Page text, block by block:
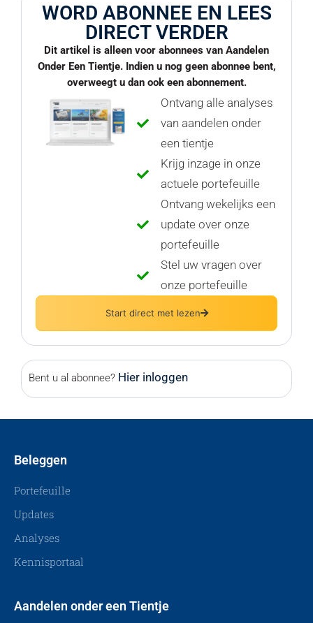
WORD ABONNEE EN LEES
DIRECT VERDER
Dit artikel is alleen voor abonnees van Aandelen
Onder Een Tientje. Indien u nog geen abonnee bent,
overweegt u dan ook een abonnement.
Ontvang alle analyses
van aandelen onder
een tientje
Krijg inzage in onze
actuele portefeuille
Ontvang wekelijks een
update over onze
portefeuille
Stel uw vragen over
onze portefeuille
Start direct met lezen
Bent u al abonnee? Hier inloggen
Beleggen
Portefeuille
Updates
Analyses
Kennisportaal
Aandelen onder een Tientje